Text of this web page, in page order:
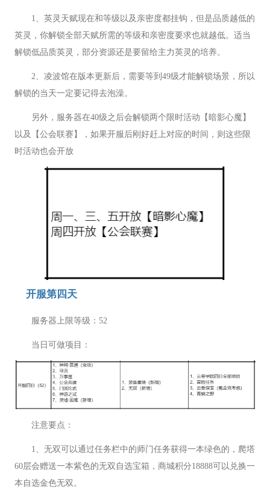
1、英灵天赋现在和等级以及亲密度都挂钩，但是品质越低的
英灵，你解锁全部天赋所需的等级和亲密度要求也就越低。适当
解锁低品质英灵，部分资源还是要留给主力英灵的培养。
2、凌波馆在版本更新后，需要等到49级才能解锁场景，所以
解锁的当天一定要记得去泡澡。
另外，服务器在40级之后会解锁两个限时活动【暗影心魔】
以及【公会联赛】，如果开服后刚好赶上对应的时间，则这些限
时活动也会开放
开服第四天
服务器上限等级：52
当日可做项目：
注意要点：
1、无双可以通过任务栏中的师门任务获得一本绿色的，爬塔
60层会赠送一本紫色的无双自选宝箱，商城积分18888可以兑换一
本自选金色无双。